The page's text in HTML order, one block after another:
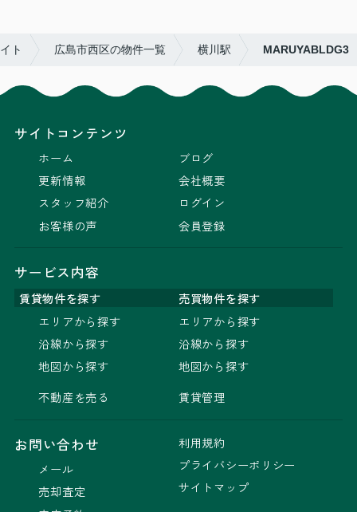
ト 広島市西区の物件一覧 横川駅 MARUYABLDG3
サイトコンテンツ
ホーム
更新情報
スタッフ紹介
お客様の声
ブログ
会社概要
ログイン
会員登録
サービス内容
賃貸物件を探す
売買物件を探す
エリアから探す
沿線から探す
地図から探す
不動産を売る
エリアから探す
沿線から探す
地図から探す
賃貸管理
お問い合わせ
メール
売却査定
利用規約
プライバシーポリシー
サイトマップ